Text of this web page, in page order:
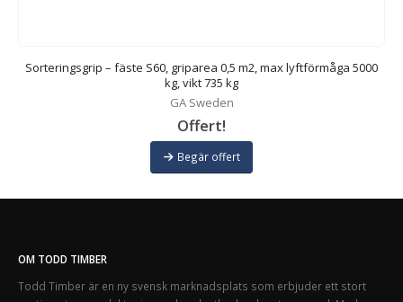
Sorteringsgrip – fäste S60, griparea 0,5 m2, max lyftförmåga 5000
kg, vikt 735 kg
GA Sweden
Offert!
Begär offert
OM TODD TIMBER
Todd Timber är en ny svensk marknadsplats som erbjuder ett stort